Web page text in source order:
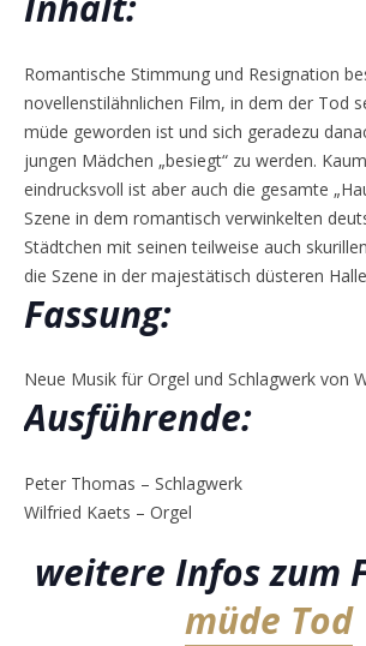
Romantische Stimmung und Resignation
novellenstilähnlichen Film, in dem der Tod
müde geworden ist und sich geradezu
jungen Mädchen „besiegt“ zu werden.
eindrucksvoll ist aber auch die gesamte
Szene in dem romantisch verwinkelten
Städtchen mit seinen teilweise auch
die Szene in der majestätisch düsteren
Fassung:
Neue Musik für Orgel und Schlagwerk von
Ausführende:
Peter Thomas – Schlagwerk
Wilfried Kaets – Orgel
weitere Infos zum
müde Tod